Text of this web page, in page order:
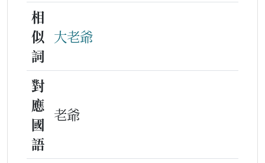
相
似
詞
大老爺
對
應
國
語
老爺